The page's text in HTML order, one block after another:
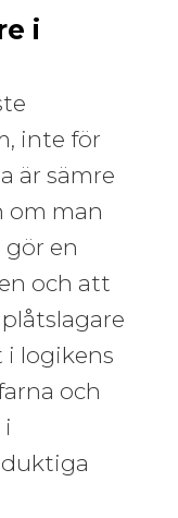
i
inte för
är sämre
om man
en
och att
i logikens
och